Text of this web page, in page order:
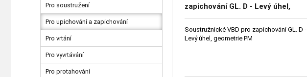
zapichování GL. D - Levý úhel,
geometrie PM
Soustružnické VBD pro zapichování GL. D -
Levý úhel, geometrie PM
Pro soustružení
Pro upichování a zapichování
Pro vrtání
Pro vyvrtávání
Pro protahování